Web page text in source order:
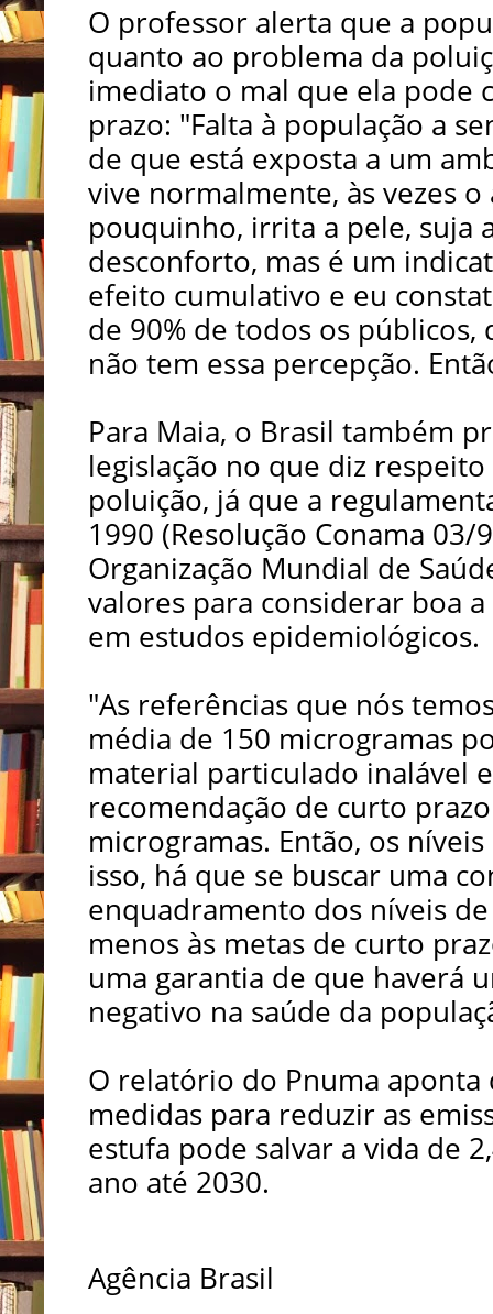
O professor alerta que a
quanto ao problema da
imediato o mal que ela pode
prazo: "Falta à população a
de que está exposta a um
vive normalmente, às vezes
pouquinho, irrita a pele, suja
desconforto, mas é um
efeito cumulativo e eu
de 90% de todos os
não tem essa percepção.
Para Maia, o Brasil também
legislação no que diz
poluição, já que a
1990 (Resolução Conama 03/
Organização Mundial de
valores para considerar boa
em estudos epidemiológicos.
"As referências que nós
média de 150 microgramas
material particulado inalável
recomendação de curto
microgramas. Então, os
isso, há que se buscar uma
enquadramento dos níveis
menos às metas de curto
uma garantia de que haverá
negativo na saúde da
O relatório do Pnuma
medidas para reduzir as
estufa pode salvar a vida de
ano até 2030.
Agência Brasil